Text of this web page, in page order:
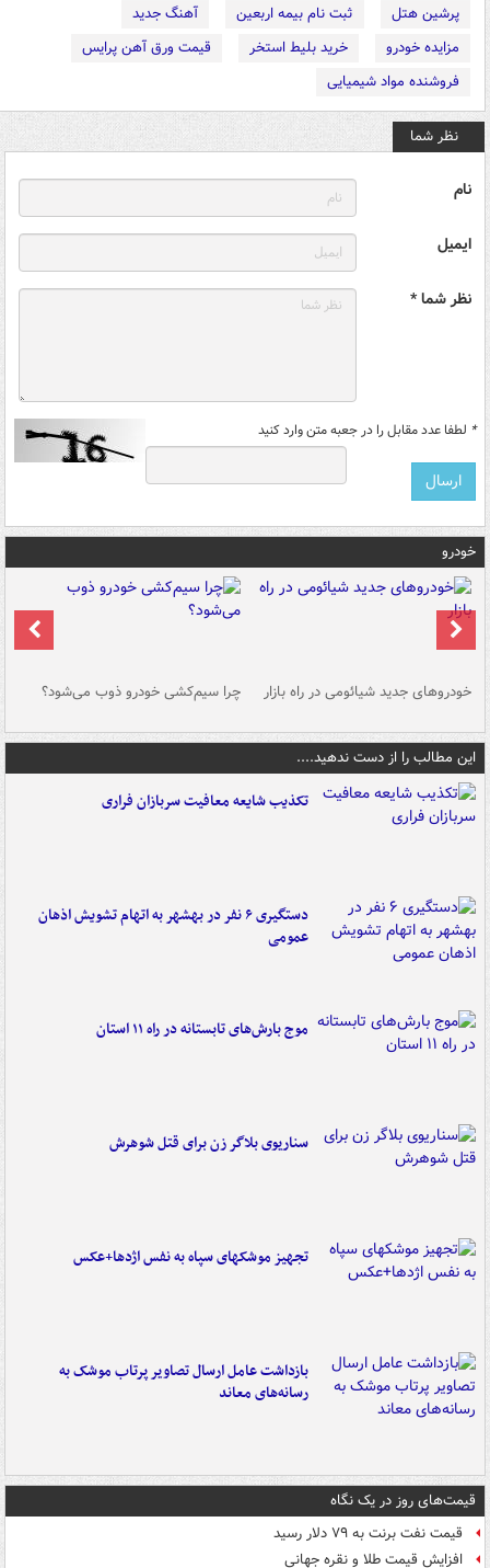
پرشین هتل
ثبت نام بیمه اربعین
آهنگ جدید
مزایده خودرو
خرید بلیط استخر
قیمت ورق آهن پرایس
فروشنده مواد شیمیایی
نظر شما
نام
ایمیل
نظر شما *
* لطفا عدد مقابل را در جعبه متن وارد کنید
خودرو
خودروهای جدید شیائومی در راه بازار چرا سیم‌کشی خودرو ذوب می‌شود؟
این مطالب را از دست ندهید....
تکذیب شایعه معافیت سربازان فراری
دستگیری ۶ نفر در بهشهر به اتهام تشویش اذهان
عمومی
موج بارش‌های تابستانه در راه ۱۱ استان
سناریوی بلاگر زن برای قتل شوهرش
تجهیز موشکهای سپاه به نفس اژدها+عکس
بازداشت عامل ارسال تصاویر پرتاب موشک به
رسانه‌های معاند
قیمت‌های روز در یک نگاه
قیمت نفت برنت به ۷۹ دلار رسید
افزایش قیمت طلا و نقره جهانی